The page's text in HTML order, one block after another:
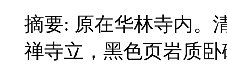
摘要: 原在华林寺内。
禅寺立，黑色页岩质